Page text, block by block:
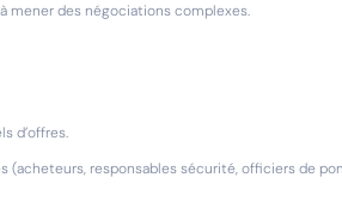
mener des négociations complexes.
d’offres.
(acheteurs, responsables sécurité, officiers de